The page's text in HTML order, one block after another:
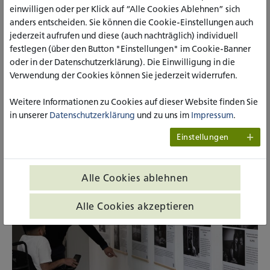
Die beiden Ausstellungen sind noch bis zum 17.
Juli in den Fluren der katho zu sehen. Alle
Interessierten sind herzlich eingeladen, sie zu
Impressionen
einwilligen oder per Klick auf “Alle Cookies Ablehnen” sich
anders entscheiden. Sie können die Cookie-Einstellungen auch
jederzeit aufrufen und diese (auch nachträglich) individuell
festlegen (über den Button "Einstellungen" im Cookie-Banner
oder in der Datenschutzerklärung). Die Einwilligung in die
Verwendung der Cookies können Sie jederzeit widerrufen.
Weitere Informationen zu Cookies auf dieser Website finden Sie
in unserer Datenschutzerklärung und zu uns im Impressum.
Einstellungen
Alle Cookies ablehnen
Alle Cookies akzeptieren